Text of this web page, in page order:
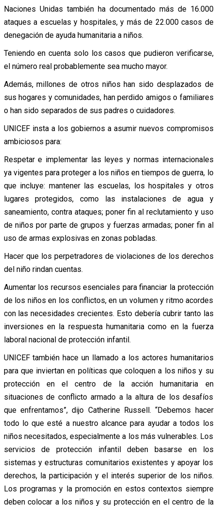
Naciones Unidas también ha documentado más de 16.000
ataques a escuelas y hospitales, y más de 22.000 casos de
denegación de ayuda humanitaria a niños.
Teniendo en cuenta solo los casos que pudieron verificarse,
el número real probablemente sea mucho mayor.
Además, millones de otros niños han sido desplazados de
sus hogares y comunidades, han perdido amigos o familiares
o han sido separados de sus padres o cuidadores.
UNICEF insta a los gobiernos a asumir nuevos compromisos
ambiciosos para:
Respetar e implementar las leyes y normas internacionales
ya vigentes para proteger a los niños en tiempos de guerra, lo
que incluye: mantener las escuelas, los hospitales y otros
lugares protegidos, como las instalaciones de agua y
saneamiento, contra ataques; poner fin al reclutamiento y uso
de niños por parte de grupos y fuerzas armadas; poner fin al
uso de armas explosivas en zonas pobladas.
Hacer que los perpetradores de violaciones de los derechos
del niño rindan cuentas.
Aumentar los recursos esenciales para financiar la protección
de los niños en los conflictos, en un volumen y ritmo acordes
con las necesidades crecientes. Esto debería cubrir tanto las
inversiones en la respuesta humanitaria como en la fuerza
laboral nacional de protección infantil.
UNICEF también hace un llamado a los actores humanitarios
para que inviertan en políticas que coloquen a los niños y su
protección en el centro de la acción humanitaria en
situaciones de conflicto armado a la altura de los desafíos
que enfrentamos”, dijo Catherine Russell. “Debemos hacer
todo lo que esté a nuestro alcance para ayudar a todos los
niños necesitados, especialmente a los más vulnerables. Los
servicios de protección infantil deben basarse en los
sistemas y estructuras comunitarios existentes y apoyar los
derechos, la participación y el interés superior de los niños.
Los programas y la promoción en estos contextos siempre
deben colocar a los niños y su protección en el centro de la